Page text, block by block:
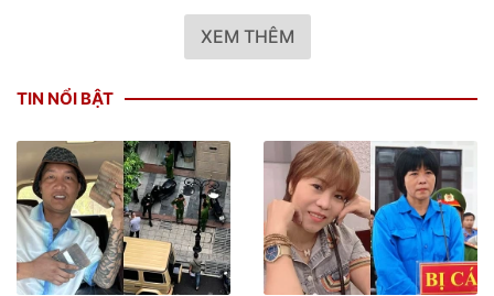
XEM THÊM
TIN NỔI BẬT